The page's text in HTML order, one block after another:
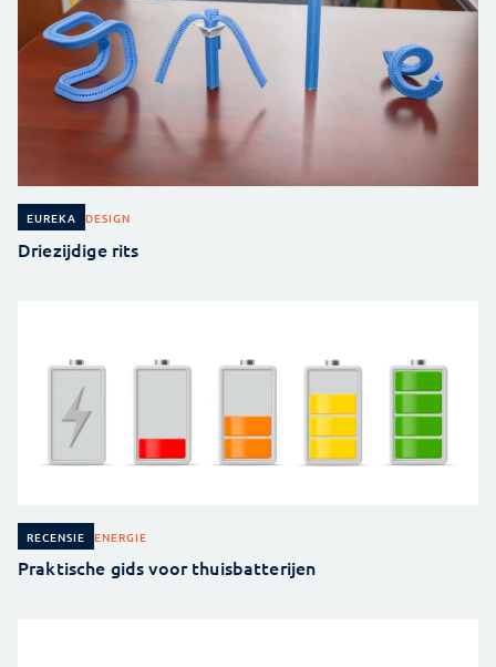
EUREKA DESIGN
Driezijdige rits
RECENSIE ENERGIE
Praktische gids voor thuisbatterijen